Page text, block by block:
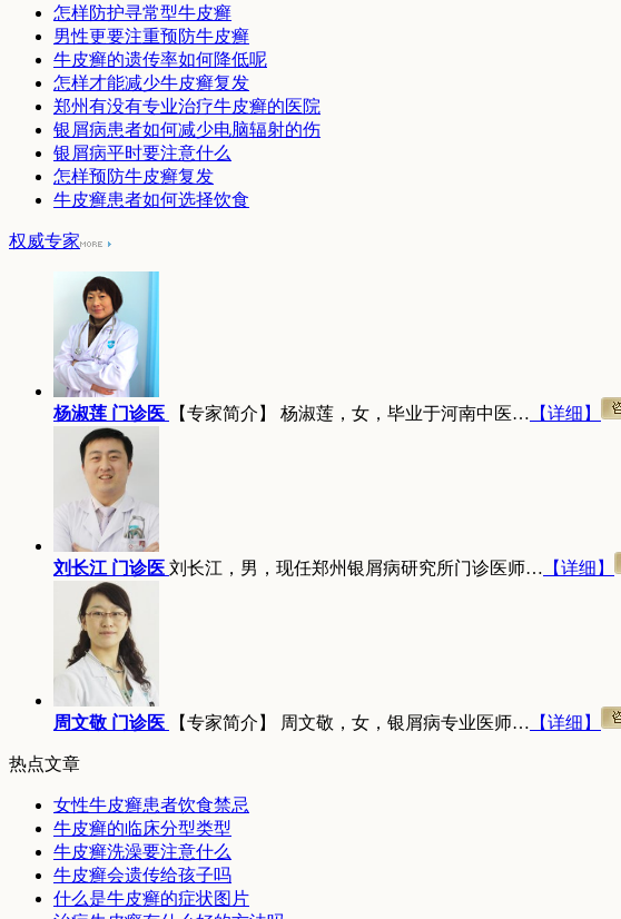
怎样防护寻常型牛皮癣
男性更要注重预防牛皮癣
牛皮癣的遗传率如何降低呢
怎样才能减少牛皮癣复发
郑州有没有专业治疗牛皮癣的医院
银屑病患者如何减少电脑辐射的伤
银屑病平时要注意什么
怎样预防牛皮癣复发
牛皮癣患者如何选择饮食
权威专家
杨淑莲 门诊医 【专家简介】 杨淑莲，女，毕业于河南中医… 【详细】
刘长江 门诊医 刘长江，男，现任郑州银屑病研究所门诊医师… 【详细】
周文敬 门诊医 【专家简介】 周文敬，女，银屑病专业医师… 【详细】
热点文章
女性牛皮癣患者饮食禁忌
牛皮癣的临床分型类型
牛皮癣洗澡要注意什么
牛皮癣会遗传给孩子吗
什么是牛皮癣的症状图片